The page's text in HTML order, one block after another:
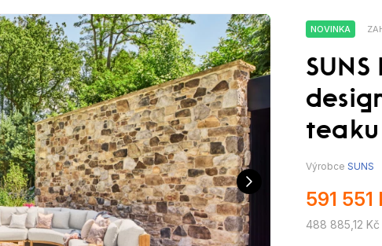
NOVINKA
teaku
Výrobce SUNS
591 551
488 885,12